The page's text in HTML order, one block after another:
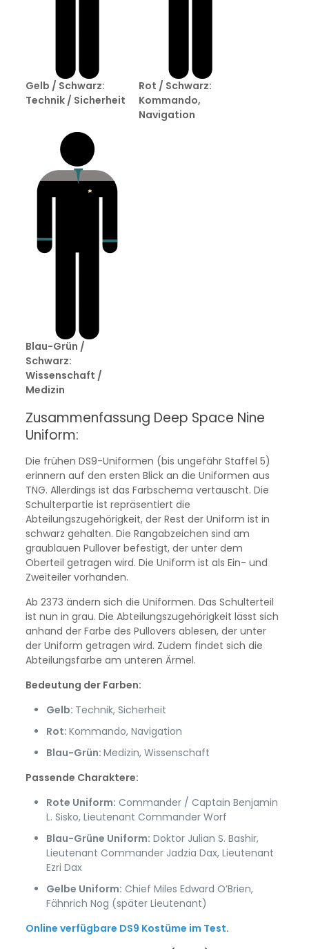
Gelb / Schwarz:
Technik / Sicherheit
Rot / Schwarz:
Kommando,
Navigation
Blau-Grün /
Schwarz:
Wissenschaft /
Medizin
Zusammenfassung Deep Space Nine
Uniform:
Die frühen DS9-Uniformen (bis ungefähr Staffel 5)
erinnern auf den ersten Blick an die Uniformen aus
TNG. Allerdings ist das Farbschema vertauscht. Die
Schulterpartie ist repräsentiert die
Abteilungszugehörigkeit, der Rest der Uniform ist in
schwarz gehalten. Die Rangabzeichen sind am
graublauen Pullover befestigt, der unter dem
Oberteil getragen wird. Die Uniform ist als Ein- und
Zweiteiler vorhanden.
Ab 2373 ändern sich die Uniformen. Das Schulterteil
ist nun in grau. Die Abteilungszugehörigkeit lässt sich
anhand der Farbe des Pullovers ablesen, der unter
der Uniform getragen wird. Zudem findet sich die
Abteilungsfarbe am unteren Ärmel.
Bedeutung der Farben:
Gelb: Technik, Sicherheit
Rot: Kommando, Navigation
Blau-Grün: Medizin, Wissenschaft
Passende Charaktere:
Rote Uniform: Commander / Captain Benjamin
L. Sisko, Lieutenant Commander Worf
Blau-Grüne Uniform: Doktor Julian S. Bashir,
Lieutenant Commander Jadzia Dax, Lieutenant
Ezri Dax
Gelbe Uniform: Chief Miles Edward O’Brien,
Fähnrich Nog (später Lieutenant)
Online verfügbare DS9 Kostüme im Test.